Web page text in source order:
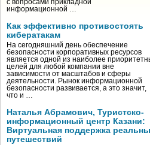
с вопросами прикладной
информационной …
Как эффективно противостоять
кибератакам
На сегодняшний день обеспечение
безопасности корпоративных ресурсов
является одной из наиболее
целей для любой компании вне
зависимости от масштабов и сферы
деятельности. Рынок информационной
безопасности развивается, а это значит,
что и …
Наталья Абрамович, Туристско-
информационный центр Казани:
Виртуальная поддержка
путешествий